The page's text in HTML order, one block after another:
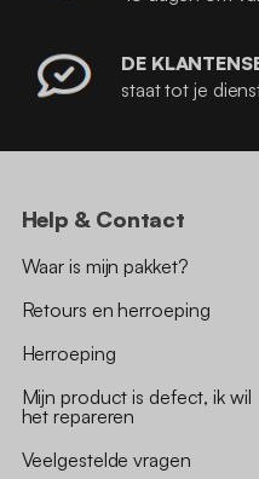
DE
staat tot je
Help & Contact
Waar is mijn pakket?
Retours en herroeping
Herroeping
Mijn product is defect, ik wil
het repareren
Veelgestelde vragen